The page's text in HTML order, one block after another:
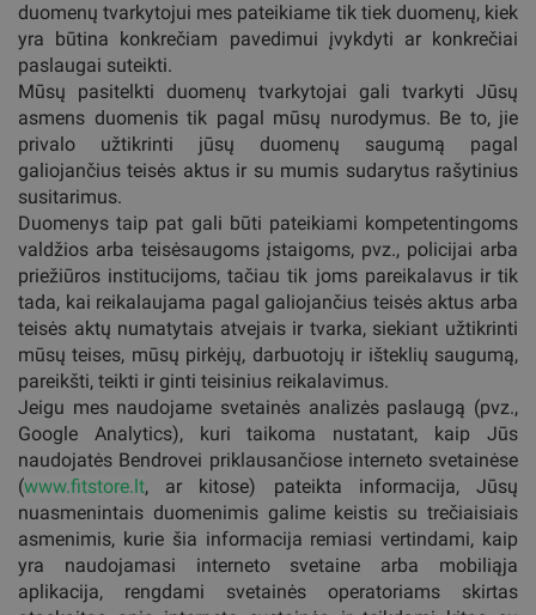
duomenų tvarkytojui mes pateikiame tik tiek duomenų, kiek
yra būtina konkrečiam pavedimui įvykdyti ar konkrečiai
paslaugai suteikti.
Mūsų pasitelkti duomenų tvarkytojai gali tvarkyti Jūsų
asmens duomenis tik pagal mūsų nurodymus. Be to, jie
privalo užtikrinti jūsų duomenų saugumą pagal
galiojančius teisės aktus ir su mumis sudarytus rašytinius
susitarimus.
Duomenys taip pat gali būti pateikiami kompetentingoms
valdžios arba teisėsaugoms įstaigoms, pvz., policijai arba
priežiūros institucijoms, tačiau tik joms pareikalavus ir tik
tada, kai reikalaujama pagal galiojančius teisės aktus arba
teisės aktų numatytais atvejais ir tvarka, siekiant užtikrinti
mūsų teises, mūsų pirkėjų, darbuotojų ir išteklių saugumą,
pareikšti, teikti ir ginti teisinius reikalavimus.
Jeigu mes naudojame svetainės analizės paslaugą (pvz.,
Google Analytics), kuri taikoma nustatant, kaip Jūs
naudojatės Bendrovei priklausančiose interneto svetainėse
(www.fitstore.lt, ar kitose) pateikta informacija, Jūsų
nuasmenintais duomenimis galime keistis su trečiaisiais
asmenimis, kurie šia informacija remiasi vertindami, kaip
yra naudojamasi interneto svetaine arba mobiliąja
aplikacija, rengdami svetainės operatoriams skirtas